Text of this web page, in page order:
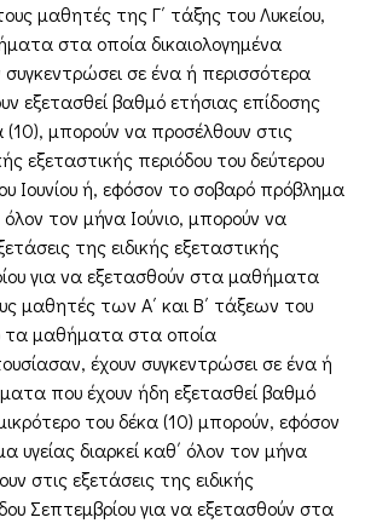
μαθητές της Γ΄ τάξης του Λυκείου,
στα οποία δικαιολογημένα
σε ένα ή περισσότερα
εξετασθεί βαθμό ετήσιας επίδοσης
(10), μπορούν να προσέλθουν στις
εξεταστικής περιόδου του δεύτερου
Ιουνίου ή, εφόσον το σοβαρό πρόβλημα
όλον τον μήνα Ιούνιο, μπορούν να
της ειδικής εξεταστικής
για να εξετασθούν στα μαθήματα
μαθητές των Α΄ και Β΄ τάξεων του
τα μαθήματα στα οποία
έχουν συγκεντρώσει σε ένα ή
που έχουν ήδη εξετασθεί βαθμό
του δέκα (10) μπορούν, εφόσον
υγείας διαρκεί καθ΄ όλον τον μήνα
στις εξετάσεις της ειδικής
Σεπτεμβρίου για να εξετασθούν στα